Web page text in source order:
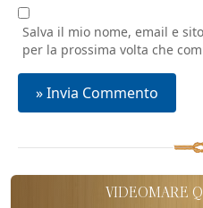
Salva il mio nome, email e
per la prossima volta che
VIDEOMARE